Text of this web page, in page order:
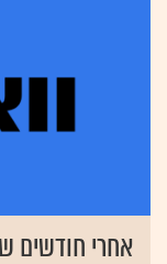
אחרי חודשים